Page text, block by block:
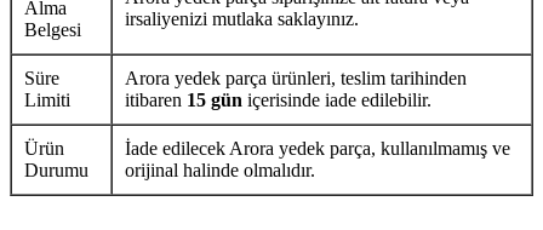
Alma
Belgesi
irsaliyenizi mutlaka saklayınız.
Süre
Limiti
Arora yedek parça ürünleri, teslim tarihinden
itibaren 15 gün içerisinde iade edilebilir.
Ürün
Durumu
İade edilecek Arora yedek parça, kullanılmamış ve
orijinal halinde olmalıdır.